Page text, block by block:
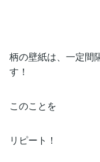
柄の壁紙は、一定間
す！
このことを
リピート！